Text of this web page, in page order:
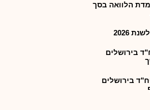
הלוואה בסך
לרכישת 50 יח"ד בירושלים
במו"מ לרכישת כ-50 יח"ד בירושלים